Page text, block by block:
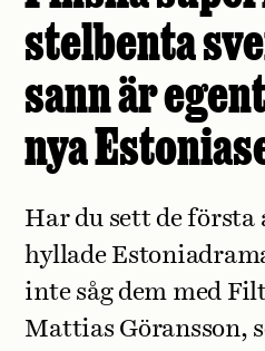
stelbenta
sann är
nya
Har du sett de första
hyllade
inte såg dem med
Mattias Göransson,